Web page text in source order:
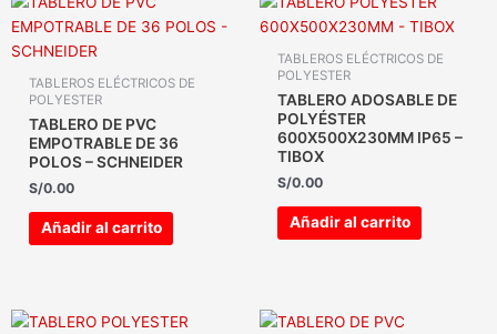
TABLEROS ELÉCTRICOS DE
POLYESTER
TABLERO DE PVC
EMPOTRABLE DE 36
POLOS – SCHNEIDER
S/0.00
Añadir al carrito
TABLEROS ELÉCTRICOS DE
POLYESTER
TABLERO ADOSABLE DE
POLYÉSTER
600X500X230MM IP65 –
TIBOX
S/0.00
Añadir al carrito